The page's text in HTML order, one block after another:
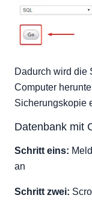
Dadurch wird die
Computer
Sicherungskopie
Datenbank mit
Schritt eins:
an
Schritt zwei: